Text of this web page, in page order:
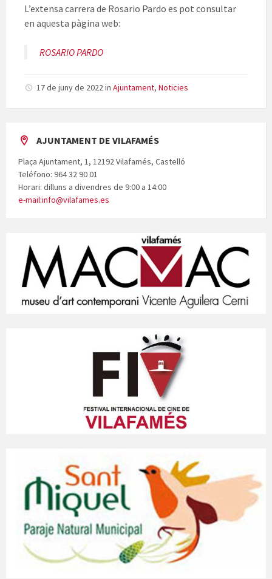
L’extensa carrera de Rosario Pardo es pot consultar
en aquesta pàgina web:
ROSARIO PARDO
17 de juny de 2022in Ajuntament, Noticies
AJUNTAMENT DE VILAFAMÉS
Plaça Ajuntament, 1, 12192 Vilafamés, Castelló
Teléfono: 964 32 90 01
Horari: dilluns a divendres de 9:00 a 14:00
e-mail:info@vilafames.es